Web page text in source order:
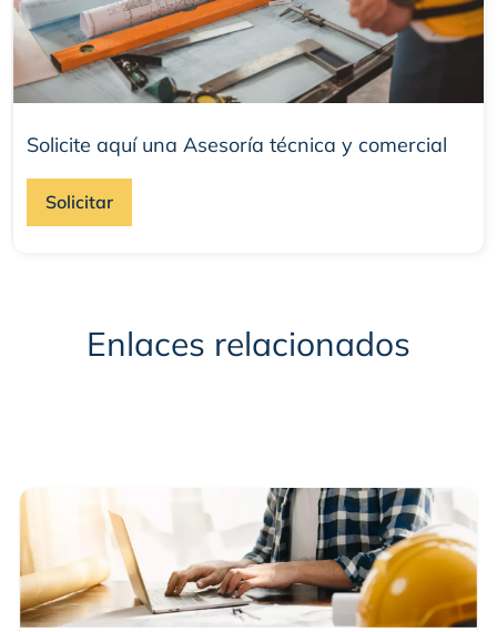
Solicite aquí una Asesoría técnica y comercial
Solicitar
Enlaces relacionados